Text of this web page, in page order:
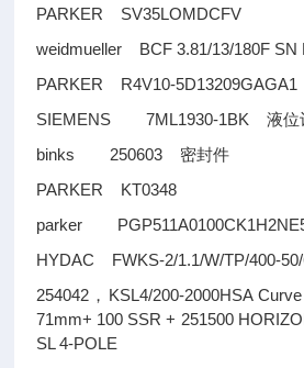
PARKER SV35LOMDCFV
weidmueller BCF 3.81/13/180F SN
PARKER R4V10-5D13209GAGA1
SIEMENS 7ML1930-1BK液位
binks 250603 密封件
PARKER KT0348
parker
HYDAC FWKS-2/1.1/W/TP/400-50/
254042 ， KSL4/200-2000HSA
71mm+ 100 SSR + 251500
SL 4-POLE